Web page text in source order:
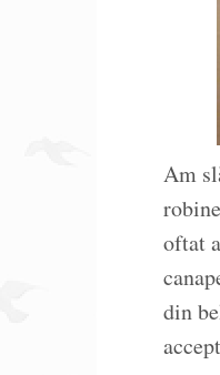
Am
oftat
din